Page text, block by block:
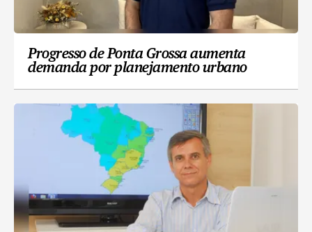
Progresso de Ponta Grossa aumenta
demanda por planejamento urbano